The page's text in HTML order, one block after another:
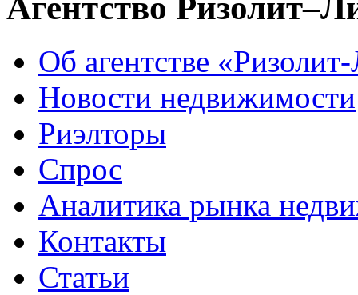
Об агентстве
Новости недвижимости
Риэлторы
Спрос
Аналитика рынка
Контакты
Статьи